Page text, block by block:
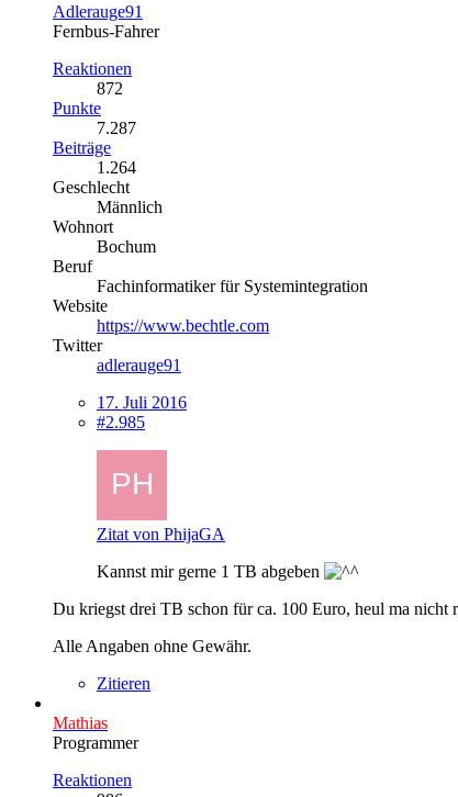
Adlerauge91
Fernbus-Fahrer
Reaktionen
872
Punkte
7.287
Beiträge
1.264
Geschlecht
Männlich
Wohnort
Bochum
Beruf
Fachinformatiker für Systemintegration
Website
https://www.bechtle.com
Twitter
adlerauge91
17. Juli 2016
#2.985
Zitat von PhijaGA
Kannst mir gerne 1 TB abgeben
Du kriegst drei TB schon für ca. 100 Euro, heul ma nicht
Alle Angaben ohne Gewähr.
Zitieren
Mathias
Programmer
Reaktionen